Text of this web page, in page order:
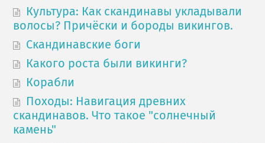
Культура: Как скандинавы укладывали
волосы? Причёски и бороды викингов.
Скандинавские боги
Какого роста были викинги?
Корабли
Походы: Навигация древних
скандинавов. Что такое "солнечный
камень"